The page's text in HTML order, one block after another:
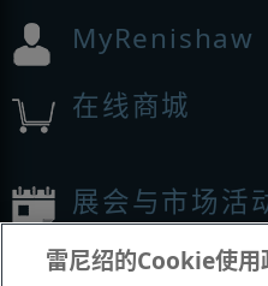
MyRenishaw
在线商城
展会与市场活
我们参加的活动
雷尼绍的Cookie使用